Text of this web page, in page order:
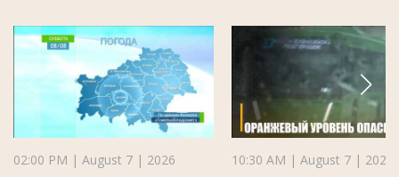
02:00 PM | August 7 | 2026 10:30 AM | August 7 | 2026